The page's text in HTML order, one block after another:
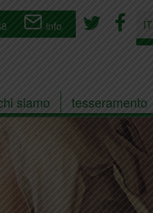
info IT
siamo tesseramento